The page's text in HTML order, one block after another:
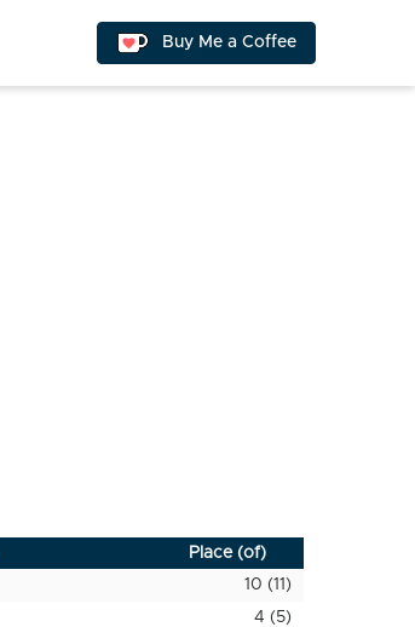
Buy Me a Coffee
Place (of)
10 (11)
4 (5)